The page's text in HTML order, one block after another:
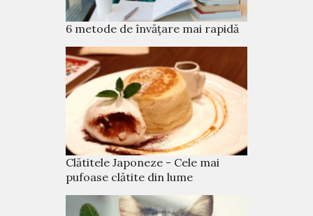
6 metode de învățare mai rapidă
Clătitele Japoneze - Cele mai
pufoase clătite din lume